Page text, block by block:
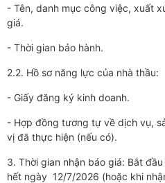
- Tên, danh mục công việc, xuất
giá.
- Thời gian bảo hành.
2.2. Hồ sơ năng lực của nhà thầu:
- Giấy đăng ký kinh doanh.
- Hợp đồng tương tự về dịch vụ,
vị đã thực hiện (nếu có).
3. Thời gian nhận báo giá: Bắt
hết ngày 12/7/2026 (hoặc khi